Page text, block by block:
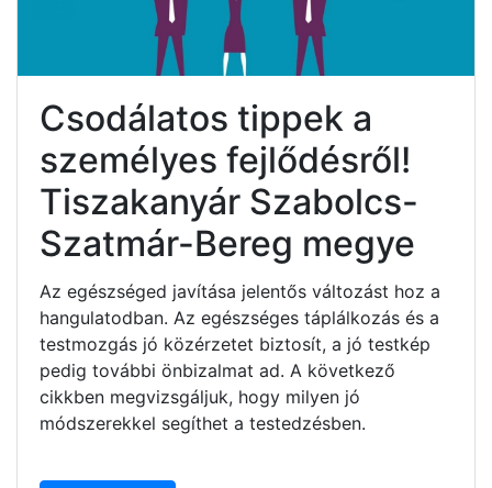
Csodálatos tippek a
személyes fejlődésről!
Tiszakanyár Szabolcs-
Szatmár-Bereg megye
Az egészséged javítása jelentős változást hoz a
hangulatodban. Az egészséges táplálkozás és a
testmozgás jó közérzetet biztosít, a jó testkép
pedig további önbizalmat ad. A következő
cikkben megvizsgáljuk, hogy milyen jó
módszerekkel segíthet a testedzésben.